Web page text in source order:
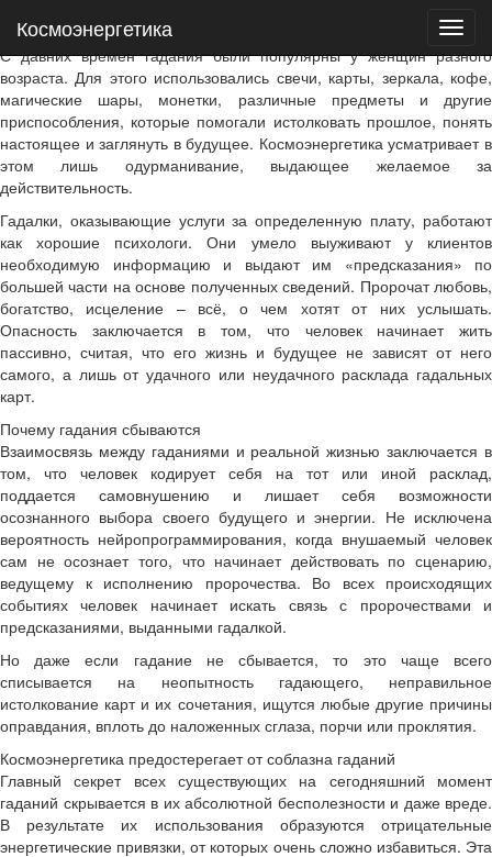
Космоэнергетика
Гадания и почему они сбываются
С давних времен гадания были популярны у женщин разного
возраста. Для этого использовались свечи, карты, зеркала, кофе,
магические шары, монетки, различные предметы и другие
приспособления, которые помогали истолковать прошлое, понять
настоящее и заглянуть в будущее. Космоэнергетика усматривает в
этом лишь одурманивание, выдающее желаемое за
действительность.
Гадалки, оказывающие услуги за определенную плату, работают
как хорошие психологи. Они умело выуживают у клиентов
необходимую информацию и выдают им «предсказания» по
большей части на основе полученных сведений. Пророчат любовь,
богатство, исцеление – всё, о чем хотят от них услышать.
Опасность заключается в том, что человек начинает жить
пассивно, считая, что его жизнь и будущее не зависят от него
самого, а лишь от удачного или неудачного расклада гадальных
карт.
Почему гадания сбываются
Взаимосвязь между гаданиями и реальной жизнью заключается в
том, что человек кодирует себя на тот или иной расклад,
поддается самовнушению и лишает себя возможности
осознанного выбора своего будущего и энергии. Не исключена
вероятность нейропрограммирования, когда внушаемый человек
сам не осознает того, что начинает действовать по сценарию,
ведущему к исполнению пророчества. Во всех происходящих
событиях человек начинает искать связь с пророчествами и
предсказаниями, выданными гадалкой.
Но даже если гадание не сбывается, то это чаще всего
списывается на неопытность гадающего, неправильное
истолкование карт и их сочетания, ищутся любые другие причины
оправдания, вплоть до наложенных сглаза, порчи или проклятия.
Космоэнергетика предостерегает от соблазна гаданий
Главный секрет всех существующих на сегодняшний момент
гаданий скрывается в их абсолютной бесполезности и даже вреде.
В результате их использования образуются отрицательные
энергетические привязки, от которых очень сложно избавиться. Эта